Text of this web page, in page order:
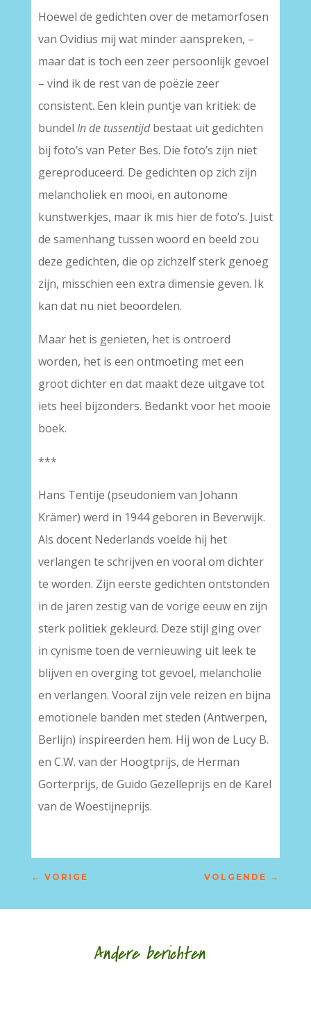
Hoewel de gedichten over de metamorfosen
van Ovidius mij wat minder aanspreken, –
maar dat is toch een zeer persoonlijk gevoel
– vind ik de rest van de poëzie zeer
consistent. Een klein puntje van kritiek: de
bundel In de tussentijdbestaat uit gedichten
bij foto’s van Peter Bes. Die foto’s zijn niet
gereproduceerd. De gedichten op zich zijn
melancholiek en mooi, en autonome
kunstwerkjes, maar ik mis hier de foto’s. Juist
de samenhang tussen woord en beeld zou
deze gedichten, die op zichzelf sterk genoeg
zijn, misschien een extra dimensie geven. Ik
kan dat nu niet beoordelen.
Maar het is genieten, het is ontroerd
worden, het is een ontmoeting met een
groot dichter en dat maakt deze uitgave tot
iets heel bijzonders. Bedankt voor het mooie
boek.
***
Hans Tentije (pseudoniem van Johann
Krämer) werd in 1944 geboren in Beverwijk.
Als docent Nederlands voelde hij het
verlangen te schrijven en vooral om dichter
te worden. Zijn eerste gedichten ontstonden
in de jaren zestig van de vorige eeuw en zijn
sterk politiek gekleurd. Deze stijl ging over
in cynisme toen de vernieuwing uit leek te
blijven en overging tot gevoel, melancholie
en verlangen. Vooral zijn vele reizen en bijna
emotionele banden met steden (Antwerpen,
Berlijn) inspireerden hem. Hij won de Lucy B.
en C.W. van der Hoogtprijs, de Herman
Gorterprijs, de Guido Gezelleprijs en de Karel
van de Woestijneprijs.
← VORIGE VOLGENDE →
Andere berichten